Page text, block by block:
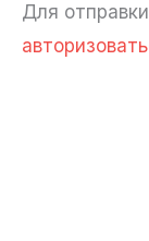
Для